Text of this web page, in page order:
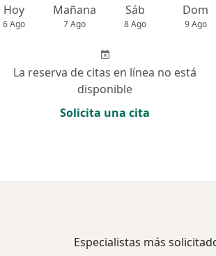
Hoy
6 Ago
Mañana
7 Ago
Sáb
8 Ago
Dom
9 Ago
La reserva de citas en línea no está
disponible
Solicita una cita
Especialistas más